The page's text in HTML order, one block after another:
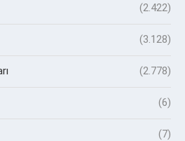
(2.422)
(3.128)
(2.778)
(6)
(7)